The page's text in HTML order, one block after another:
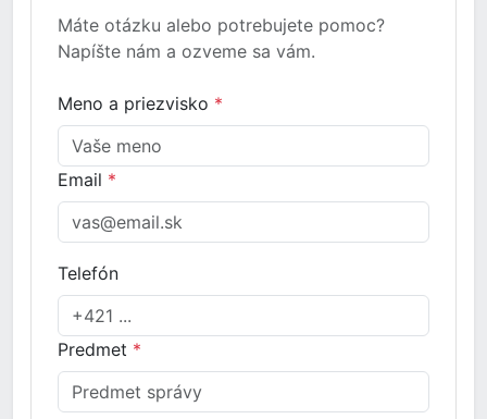
Máte otázku alebo potrebujete pomoc?
Napíšte nám a ozveme sa vám.
Meno a priezvisko *
Email *
Telefón
Predmet *